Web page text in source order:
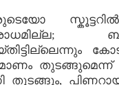
തുടങ്ങുമെന്ന്
തുടങ്ങും,